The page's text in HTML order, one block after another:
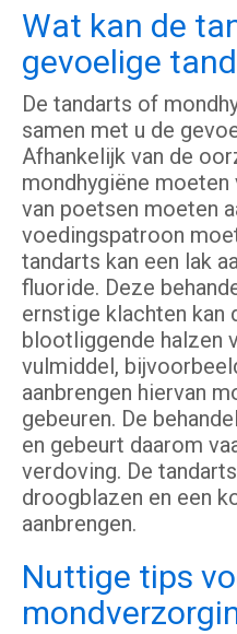
Wat kan de
gevoelige
De tandarts of
samen met u de
Afhankelijk van de
mondhygiëne
van poetsen moeten
voedingspatroon
tandarts kan een lak
fluoride. Deze
ernstige klachten kan
blootliggende halzen
vulmiddel,
aanbrengen hiervan
gebeuren. De
en gebeurt daarom
verdoving. De
droogblazen en een
aanbrengen.
Nuttige tips